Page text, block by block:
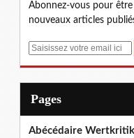
Abonnez-vous pour
nouveaux articles
E
Pages
Abécédaire Wertkritik